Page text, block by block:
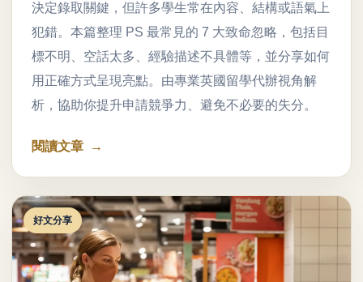
決定錄取關鍵，但許多學生常在內容、結構或語氣上
犯錯。本篇整理 PS 最常見的 7 大致命忽略，包括目
標不明、空話太多、經驗描述不具體等，並分享如何
用正確方式呈現亮點。由專業英國留學代辦視角解
析，協助你提升申請競爭力、避免不必要的失分。
閱讀文章
好文分享